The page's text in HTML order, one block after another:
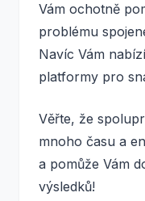
Vám ochotně
problému
Navíc Vám
platformy pro
Věřte, že
mnoho času a
a pomůže Vám
výsledků!